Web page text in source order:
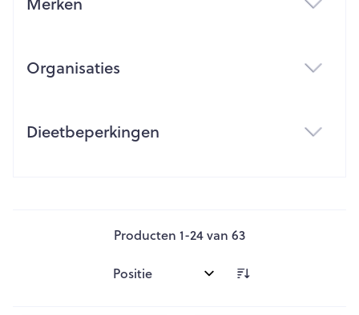
Organisaties
Dieetbeperkingen
Producten 1-24van 63
Sorteer op: